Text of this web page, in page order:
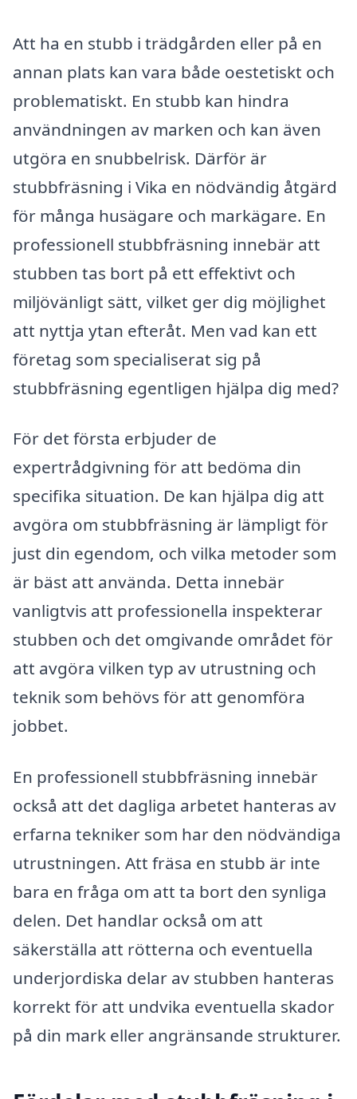
Att ha en stubb i trädgården eller på en
annan plats kan vara både oestetiskt och
problematiskt. En stubb kan hindra
användningen av marken och kan även
utgöra en snubbelrisk. Därför är
stubbfräsning i Vika en nödvändig åtgärd
för många husägare och markägare. En
professionell stubbfräsning innebär att
stubben tas bort på ett effektivt och
miljövänligt sätt, vilket ger dig möjlighet
att nyttja ytan efteråt. Men vad kan ett
företag som specialiserat sig på
stubbfräsning egentligen hjälpa dig med?
För det första erbjuder de
expertrådgivning för att bedöma din
specifika situation. De kan hjälpa dig att
avgöra om stubbfräsning är lämpligt för
just din egendom, och vilka metoder som
är bäst att använda. Detta innebär
vanligtvis att professionella inspekterar
stubben och det omgivande området för
att avgöra vilken typ av utrustning och
teknik som behövs för att genomföra
jobbet.
En professionell stubbfräsning innebär
också att det dagliga arbetet hanteras av
erfarna tekniker som har den nödvändiga
utrustningen. Att fräsa en stubb är inte
bara en fråga om att ta bort den synliga
delen. Det handlar också om att
säkerställa att rötterna och eventuella
underjordiska delar av stubben hanteras
korrekt för att undvika eventuella skador
på din mark eller angränsande strukturer.